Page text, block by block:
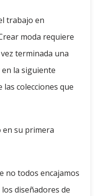
trabajo en
moda requiere
terminada una
la siguiente
colecciones que
en su primera
no todos encajamos
diseñadores de